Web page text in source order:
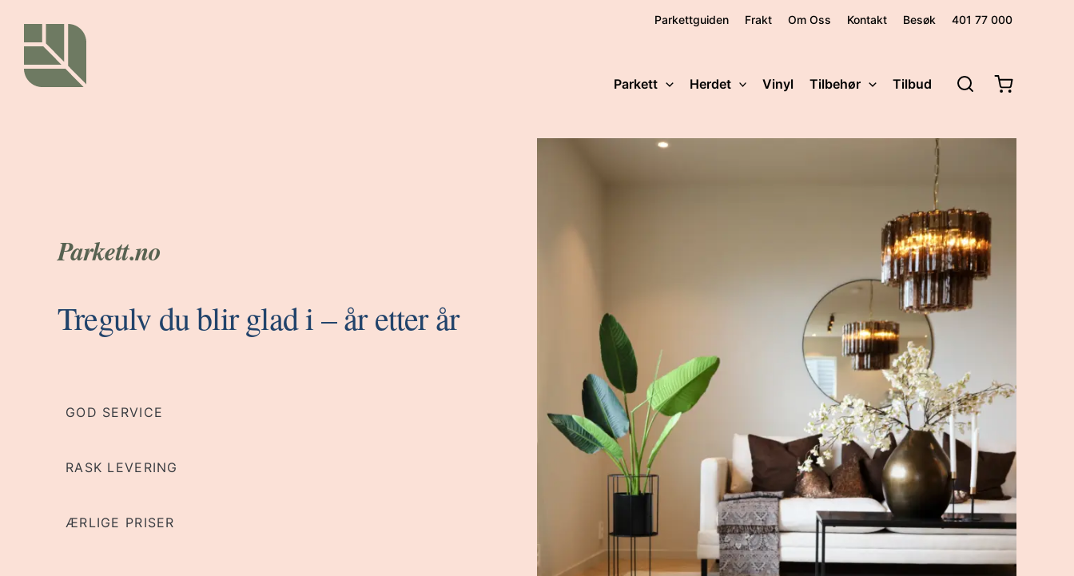
innholdet
Parkettguiden Frakt Om Oss Kontakt Besøk 401 77 000
Parkett Herdet Vinyl Tilbehør Tilbud
Parkett.no
Tregulv du blir glad i – år etter år
GOD SERVICE
RASK LEVERING
ÆRLIGE PRISER